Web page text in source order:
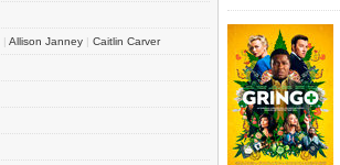
| Allison Janney | Caitlin Carver